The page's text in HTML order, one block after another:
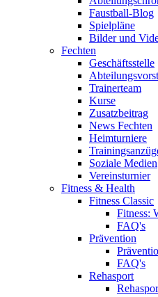
Faustball-Blog
Spielpläne
Bilder und
Fechten
Geschäftsstelle
Trainerteam
Kurse
Zusatzbeitrag
News Fechten
Heimturniere
Soziale Medien
Vereinsturnier
Fitness & Health
Fitness Classic
Fitness:
FAQ's
Prävention
FAQ's
Rehasport